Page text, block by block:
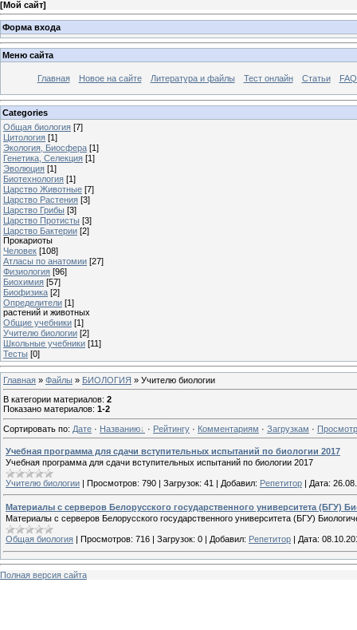
[Мой сайт]
Форма входа
Меню сайта
Главная Новое на сайте Литература и файлы Тест онлайн Статьи
Categories
Общая биология [7]
Цитология [1]
Экология, Биосфера [1]
Генетика, Селекция [1]
Эволюция [1]
Биотехнология [1]
Царство Животные [7]
Царство Растения [3]
Царство Грибы [3]
Царство Протисты [3]
Царство Бактерии [2]
Прокариоты
Человек [108]
Атласы по анатомии [27]
Физиология [96]
Биохимия [57]
Биофизика [2]
Определители [1]
растений и животных
Общие учебники [1]
Учителю биологии [2]
Школьные учебники [11]
Тесты [0]
Главная » Файлы » БИОЛОГИЯ » Учителю биологии
В категории материалов: 2
Показано материалов: 1-2
Сортировать по: Дате · Названию · Рейтингу · Комментариям · Загрузкам ·
Учебная программа для сдачи вступительных испытаний по биологии 2017
Учебная программа для сдачи вступительных испытаний по биологии 2017
Учителю биологии | Просмотров: 790 | Загрузок: 41 | Добавил: Репетитор | Дата:
Материалы с серверов Белорусского государственного университета (БГУ)
Материалы с серверов Белорусского государственного университета (БГУ)
Общая биология Просмотров: 716 Загрузок: 0 Добавил: Репетитор Дата:
Полная версия сайта